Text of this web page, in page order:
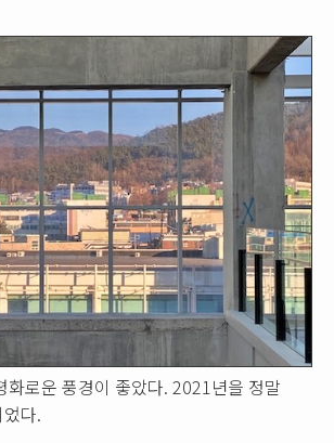
화로운 풍경이 좋았다. 2021년을 정말
다.